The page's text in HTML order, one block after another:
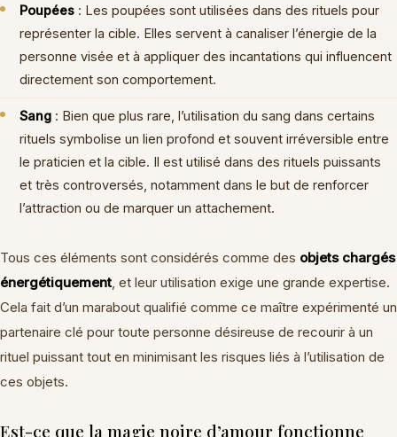
Poupées : Les poupées sont utilisées dans des rituels pour
représenter la cible. Elles servent à canaliser l’énergie de la
personne visée et à appliquer des incantations qui influencent
directement son comportement.
Sang : Bien que plus rare, l’utilisation du sang dans certains
rituels symbolise un lien profond et souvent irréversible entre
le praticien et la cible. Il est utilisé dans des rituels puissants
et très controversés, notamment dans le but de renforcer
l’attraction ou de marquer un attachement.
Tous ces éléments sont considérés comme des objets chargés
énergétiquement, et leur utilisation exige une grande expertise.
Cela fait d’un marabout qualifié comme ce maître expérimenté un
partenaire clé pour toute personne désireuse de recourir à un
rituel puissant tout en minimisant les risques liés à l’utilisation de
ces objets.
Est-ce que la magie noire d’amour fonctionne